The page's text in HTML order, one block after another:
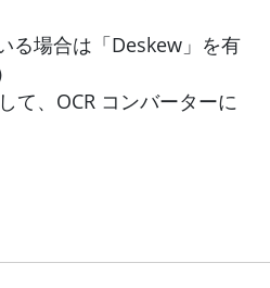
る場合は「Deskew」を有
て、OCR コンバーターに